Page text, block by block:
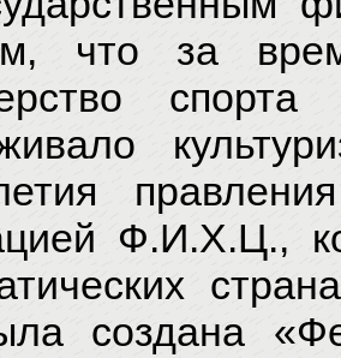
что за
Ф.И.Х.Ц.,
создана